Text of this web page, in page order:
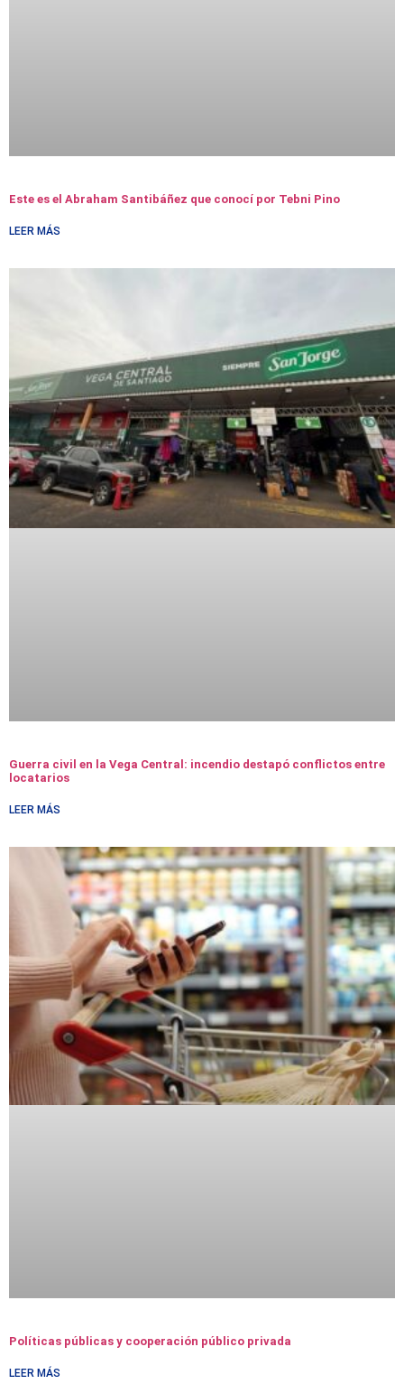
Este es el Abraham Santibáñez que conocí por Tebni Pino
LEER MÁS
Guerra civil en la Vega Central: incendio destapó conflictos entre
locatarios
LEER MÁS
Políticas públicas y cooperación público privada
LEER MÁS